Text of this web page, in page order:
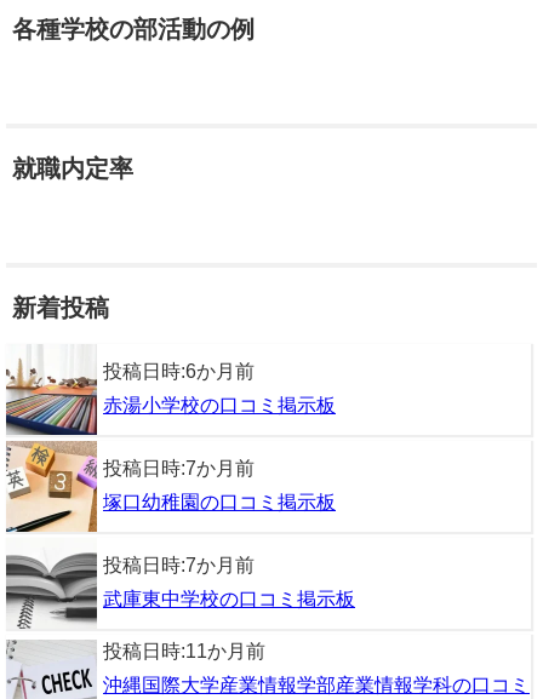
各種学校の部活動の例
就職内定率
新着投稿
投稿日時:6か月前
赤湯小学校の口コミ掲示板
投稿日時:7か月前
塚口幼稚園の口コミ掲示板
投稿日時:7か月前
武庫東中学校の口コミ掲示板
投稿日時:11か月前
沖縄国際大学産業情報学部産業情報学科の口コミ